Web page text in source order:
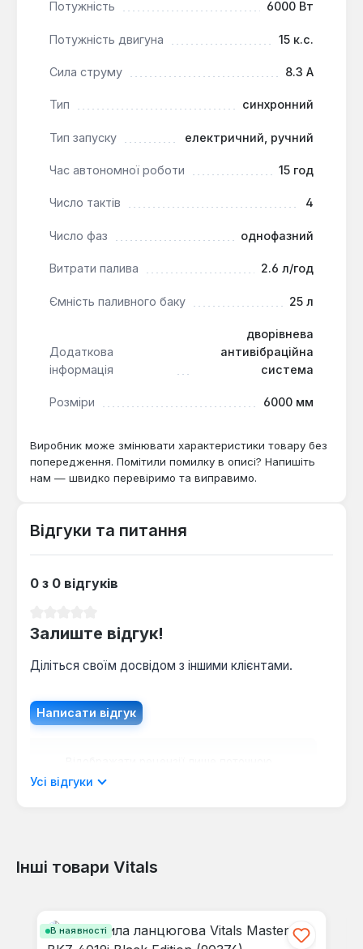
Бензиновий генератор Vitals Master KLS 6.0bet є
ефективним рішенням для резервного або
аварійного живлення побутових споживачів,
будівельних майданчиків, невеликих підприємств
для умов, де потрібне надійне, стабільне та
Потужність 6000 Вт
Потужність двигуна 15 к.с.
Сила струму 8.3 А
Тип синхронний
Тип запуску електричний, ручний
Час автономної роботи 15 год
Число тактів 4
Число фаз однофазний
Витрати палива 2.6 л/год
Ємність паливного баку 25 л
Додаткова
інформація
дворівнева
антивібраційна
система
Розміри 6000 мм
Виробник може змінювати характеристики товару без
попередження. Помітили помилку в описі? Напишіть
нам — швидко перевіримо та виправимо.
Відгуки та питання
0 з 0 відгуків
Залиште відгук!
Діліться своїм досвідом з іншими клієнтами.
Написати відгук
мовою.
Відгуків не знайдено. Поділіться
Усі відгуки
Інші товари Vitals
В наявності